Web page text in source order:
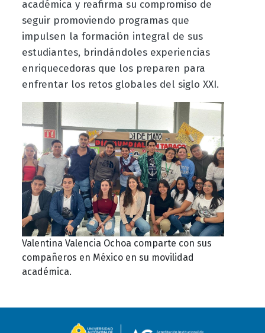
académica y reafirma su compromiso de
seguir promoviendo programas que
impulsen la formación integral de sus
estudiantes, brindándoles experiencias
enriquecedoras que los preparen para
enfrentar los retos globales del siglo XXI.
Valentina Valencia Ochoa comparte con sus
compañeros en México en su movilidad
académica.